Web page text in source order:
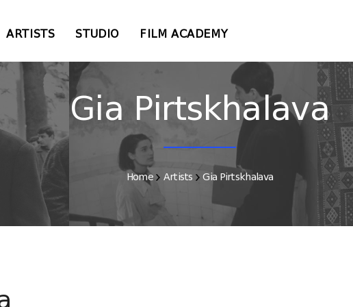
ARTISTS STUDIO FILM ACADEMY
Gia Pirtskhalava
Home Artists Gia Pirtskhalava